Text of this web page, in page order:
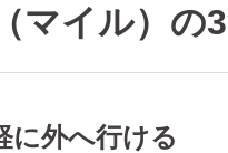
マイル）の
に外へ行ける